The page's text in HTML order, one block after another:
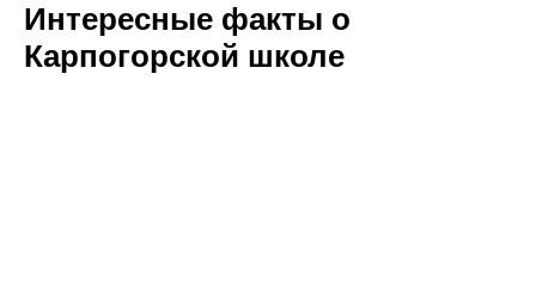
Интересные факты о
Карпогорской школе